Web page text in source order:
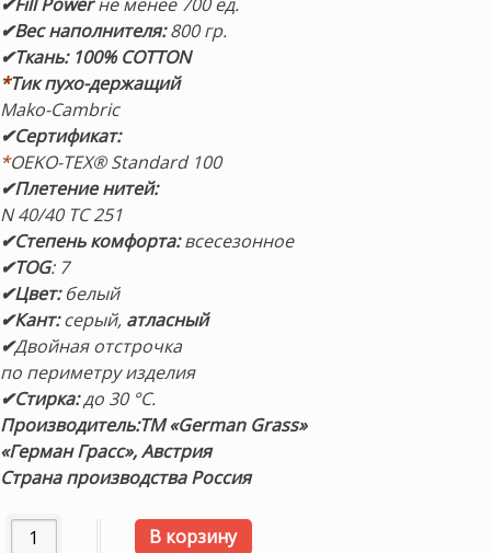
✔Вес наполнителя:800 гр.
✔Ткань: 100% COTTON
*Тик пухо-держащий
Mako-Cambric
✔Сертификат:
*OEKO-TEX® Standard 100
✔Плетение нитей:
N 40/40 TC 251
✔Степень комфорта:всесезонное
✔TOG: 7
✔Цвет:белый
✔Кант:серый, атласный
✔Двойная отстрочка
по периметру изделия
✔Стирка:до 30 °С.
Производитель:ТМ «German Grass»
«Герман Грасс», Австрия
Страна производства Россия
Количество товара «Gray Familie Down-ГРЕЙС»
В корзину